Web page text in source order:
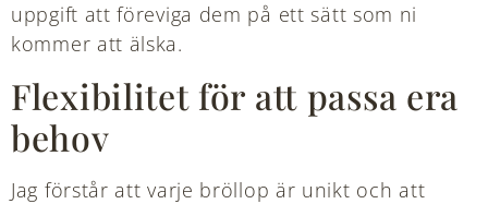
uppgift att föreviga dem på ett sätt som ni
kommer att älska.
Flexibilitet för att passa era
behov
Jag förstår att varje bröllop är unikt och att